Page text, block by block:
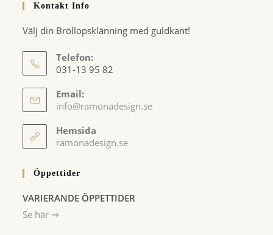
Kontakt Info
Välj din Bröllopsklänning med guldkant!
Telefon:
031-13 95 82
Email:
info@ramonadesign.seOpens
Hemsida
ramonadesign.se
Öppettider
VARIERANDE ÖPPETTIDER
Se här ⇒